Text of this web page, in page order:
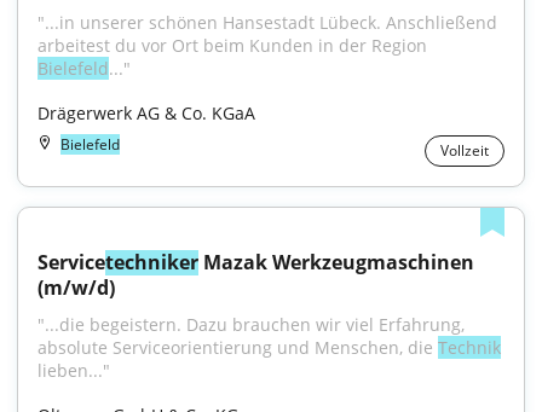
"...in unserer schönen Hansestadt Lübeck. Anschließend
Bielefeld..."
Drägerwerk AG & Co. KGaA
Bielefeld Vollzeit
Servicetechniker Mazak Werkzeugmaschinen
(m/w/d)
"...die begeistern. Dazu brauchen wir viel Erfahrung,
absolute Serviceorientierung und Menschen, die Technik
lieben..."